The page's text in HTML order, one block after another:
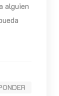
alguien